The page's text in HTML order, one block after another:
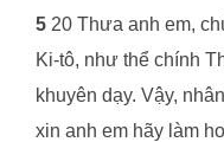
5 20 Thưa anh em,
Ki-tô, như thể chính
khuyên dạy. Vậy,
xin anh em hãy làm